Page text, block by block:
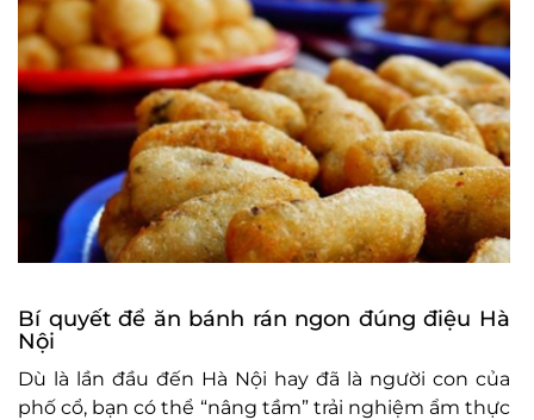
Bí quyết để ăn bánh rán ngon đúng điệu Hà
Nội
Dù là lần đầu đến Hà Nội hay đã là người con của
phố cổ, bạn có thể “nâng tầm” trải nghiệm ẩm thực